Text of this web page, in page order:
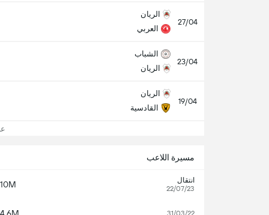
27/04
الريان
العربي
23/04
الشباب
الريان
19/04
الريان
القادسية
مسيرة اللاعب
انتقال
22/07/23
31/03/22